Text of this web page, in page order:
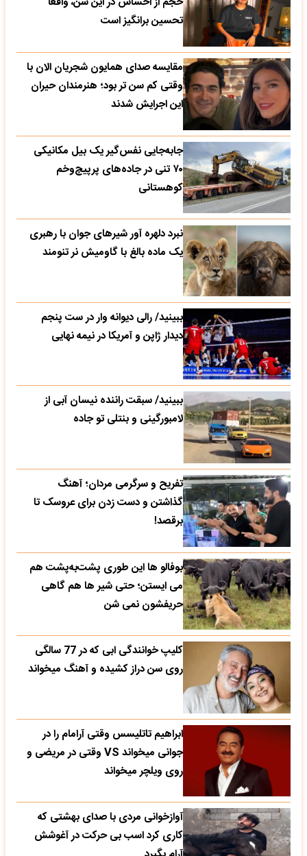
تحسین‌ برانگیز است
مقایسه صدای همایون شجریان الان با
وقتی کم سن تر بود؛ هنرمندان حیران
این اجرایش شدند
جابه‌جایی نفس‌گیر یک بیل مکانیکی
۷۰ تنی در جاده‌های پرپیچ‌وخم
کوهستانی
نبرد دلهره آور شیرهای جوان با رهبری
یک ماده بالغ با گاومیش نر تنومند
ببینید/ رالی دیوانه وار در ست پنجم
دیدار ژاپن و آمریکا در نیمه نهایی
ببینید/ سبقت راننده نیسان آبی از
لامبورگینی و بنتلی تو جاده
تفریح و سرگرمی مردان؛ آهنگ
گذاشتن و دست زدن برای عروسک تا
برقصد!
بوفالو ها این‌ طوری پشت‌به‌پشت هم
می‌ ایستن؛ حتی شیر ها هم گاهی
حریفشون نمی‌ شن
کلیپ خوانندگی ابی که در 77 سالگی
روی سن دراز کشیده و آهنگ میخواند
ابراهیم تاتلیسس وقتی آرامام را در
جوانی میخواند VS وقتی در مریضی و
روی ویلچر میخواند
آوازخوانی مردی با صدای بهشتی که
کاری کرد اسب بی حرکت در آغوشش